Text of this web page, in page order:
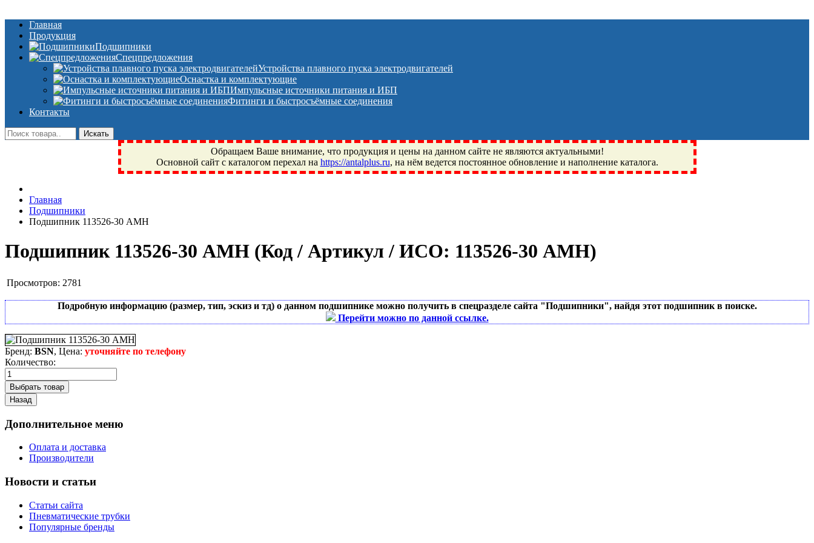
Главная
Продукция
Подшипники
Спецпредложения
Устройства плавного пуска электродвигателей
Оснастка и комплектующие
Импульсные источники питания и ИБП
Фитинги и быстросъёмные соединения
Контакты
Обращаем Ваше внимание, что продукция и цены на данном сайте не являются актуальными!
Основной сайт с каталогом перехал на https://antalplus.ru, на нём ведется постоянное обновление и наполнение каталога.
Фрязино, Антал+, плюс, Свердловский, Загорянский, Юбилейный, Щелково, Москва, Пушкино, Королёв, Балашиха, Фряново, Монино, Ивантеевка, подшипники, пневматика, метизы,
техника, сварочные аппараты, NIS, NSK, JED, KPT, NXZ, ГПЗ, Neutral, WHX, ZWZ, CRAFT, СПЗ-4, NECTECH, KG, LQY, DPI, BSN, SPZ, РФ, BMZ, ХАРП, CX, РОЛТОМ, APZ, FBJ, KYK,
NTN, SKF, купить, заказать
Главная
Подшипники
Подшипник 113526-30 АМН
Подшипник 113526-30 АМН (Код / Артикул / ИСО: 113526-30 АМН)
Просмотров: 2781
Подробную информацию (размер, тип, эскиз и тд) о данном подшипнике можно получить в спецразделе сайта "Подшипники", найдя этот подшипник в поиске.
Перейти можно по данной ссылке.
Бренд: BSN, Цена: уточняйте по телефону
Количество:
Дополнительное меню
Оплата и доставка
Производители
Новости и статьи
Статьи сайта
Пневматические трубки
Популярные бренды